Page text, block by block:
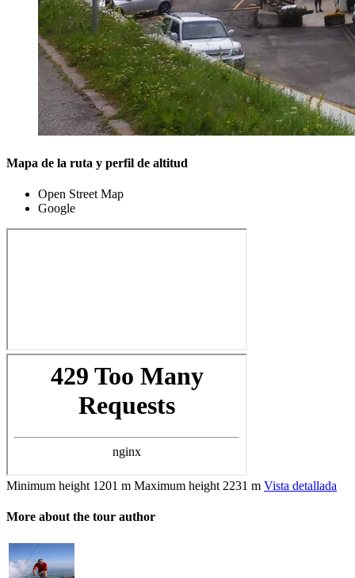
Mapa de la ruta y perfil de altitud
Open Street Map
Google
Minimum height 1201 m Maximum height 2231 m Vista detallada
More about the tour author